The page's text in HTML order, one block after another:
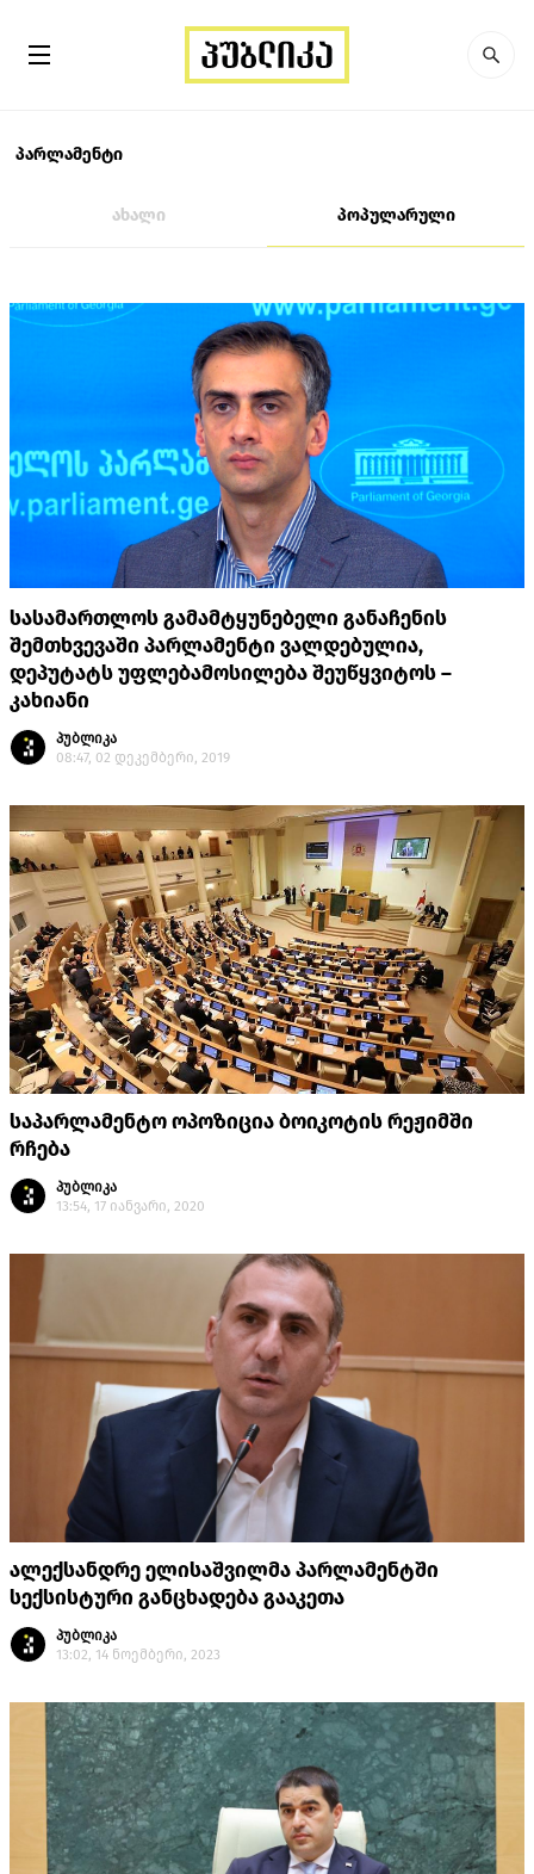
პარლამენტი
ახალი პოპულარული
სასამართლოს გამამტყუნებელი განაჩენის
შემთხვევაში პარლამენტი ვალდებულია,
დეპუტატს უფლებამოსილება შეუწყვიტოს –
კახიანი
პუბლიკა
08:47, 02 დეკემბერი, 2019
საპარლამენტო ოპოზიცია ბოიკოტის რეჟიმში
რჩება
პუბლიკა
13:54, 17 იანვარი, 2020
ალექსანდრე ელისაშვილმა პარლამენტში
სექსისტური განცხადება გააკეთა
პუბლიკა
13:02, 14 ნოემბერი, 2023